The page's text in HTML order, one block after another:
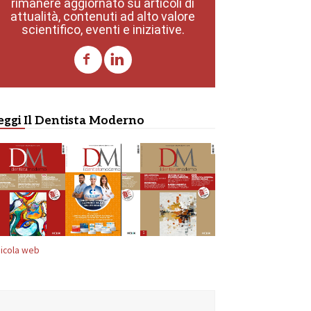
rimanere aggiornato su articoli di
attualità, contenuti ad alto valore
scientifico, eventi e iniziative.
Il Dentista Moderno
web